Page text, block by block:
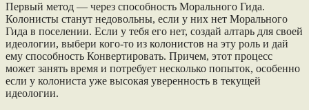
Первый метод — через способность Морального Гида.
Колонисты станут недовольны, если у них нет Морального
Гида в поселении. Если у тебя его нет, создай алтарь для своей
идеологии, выбери кого-то из колонистов на эту роль и дай
ему способность Конвертировать. Причем, этот процесс
может занять время и потребует несколько попыток, особенно
если у колониста уже высокая уверенность в текущей
идеологии.